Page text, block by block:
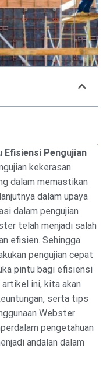
Pengujian
kekerasan
dalam memastikan
dalam upaya
dalam pengujian
telah menjadi salah
efisien. Sehingga
pengujian cepat
pintu bagi efisiensi
artikel ini, kita akan
serta tips
Webster
pengetahuan
andalan dalam